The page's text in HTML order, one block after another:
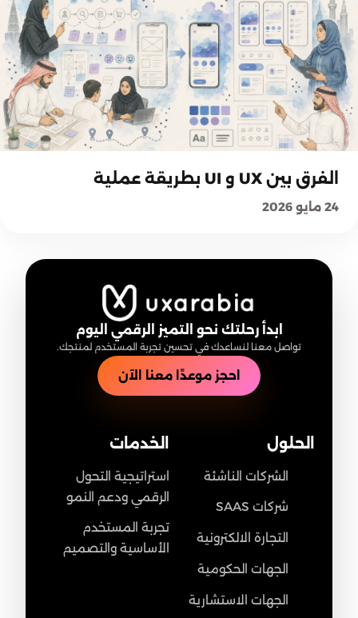
الفرق بين UX و UI بطريقة عملية
24 مايو 2026
ابدأ رحلتك نحو التميز الرقمي اليوم
تواصل معنا لنساعدك في تحسين تجربة المستخدم لمنتجك.
احجز موعدًا معنا الآن
الخدمات
استراتيجية التحول
الرقمي ودعم النمو
تجربة المستخدم
الأساسية والتصميم
الحلول
الشركات الناشئة
شركات SAAS
التجارة الالكترونية
الجهات الحكومية
الجهات الاستشارية